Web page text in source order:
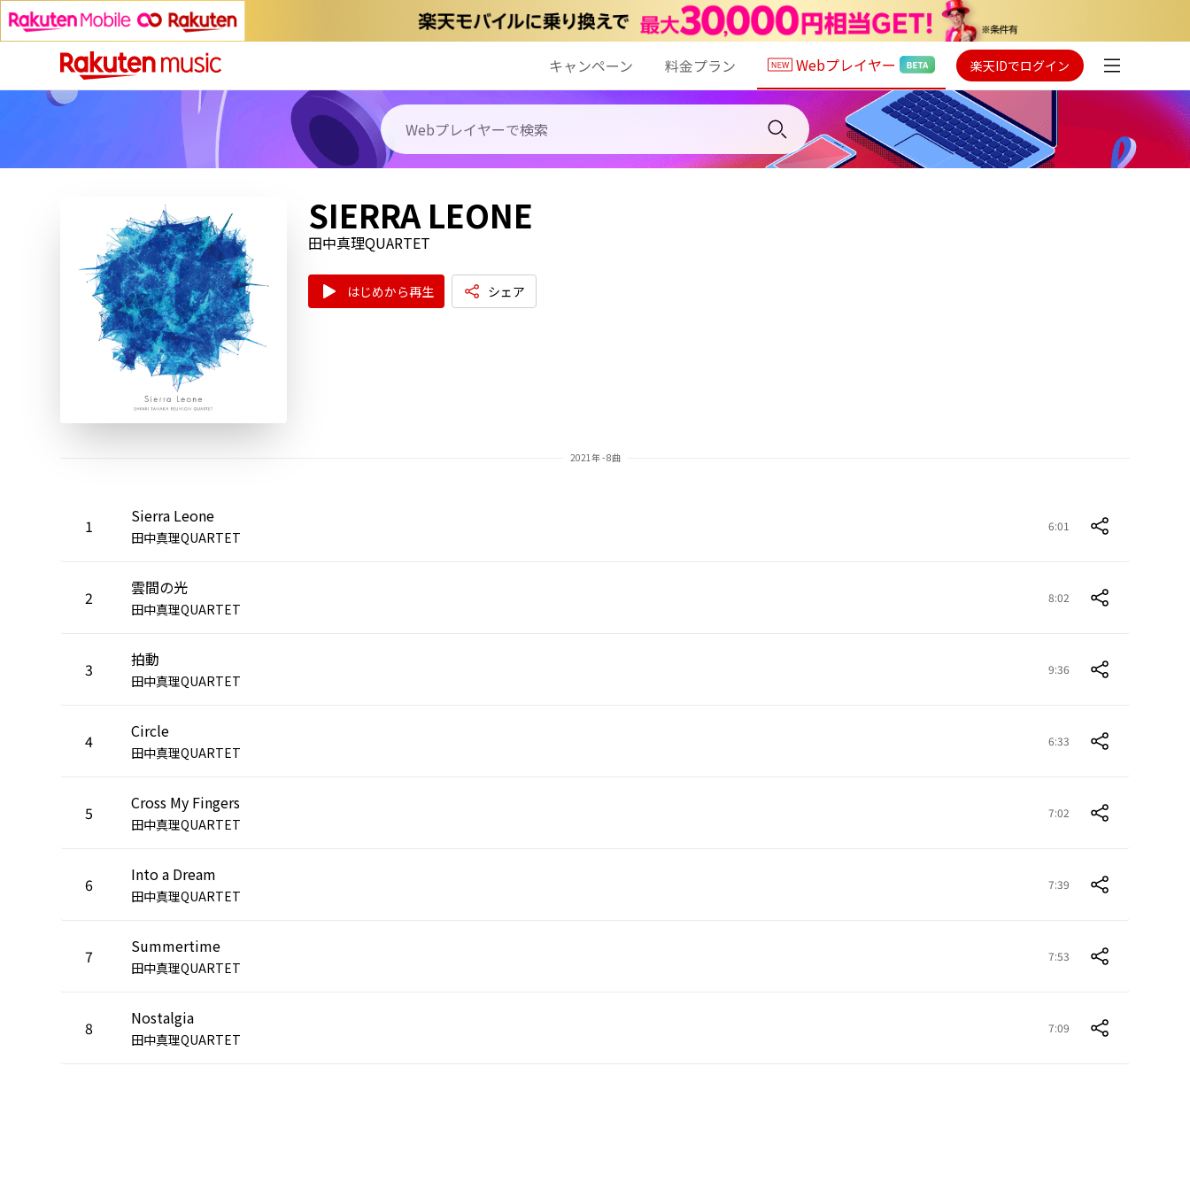
キャンペーン 料金プラン Webプレイヤー 楽天IDでログイン
SIERRA LEONE
田中真理QUARTET
はじめから再生 シェア
2021年 - 8曲
1 Sierra Leone
田中真理QUARTET
6:01
2 雲間の光
田中真理QUARTET
8:02
3 拍動
田中真理QUARTET
9:36
4 Circle
田中真理QUARTET
6:33
5 Cross My Fingers
田中真理QUARTET
7:02
6 Into a Dream
田中真理QUARTET
7:39
7 Summertime
田中真理QUARTET
7:53
8 Nostalgia
田中真理QUARTET
7:09